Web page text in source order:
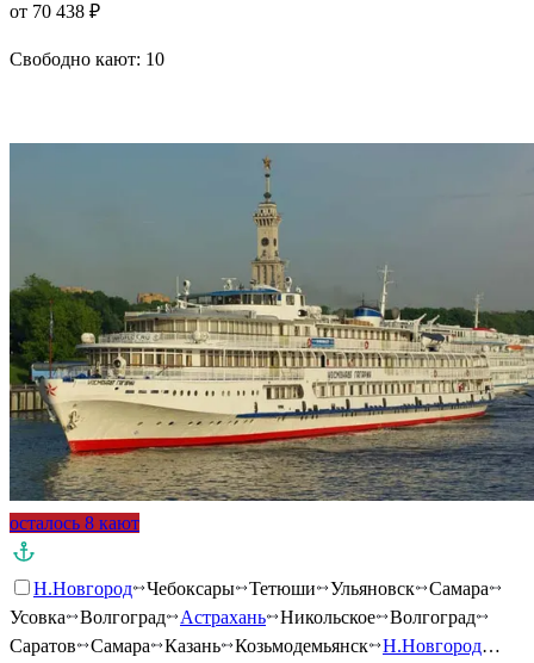
от 70 438 ₽
Свободно кают: 10
осталось 8 кают
Н.Новгород Чебоксары Тетюши Ульяновск
Самара
Усовка
Волгоград Астрахань Никольское
Волгоград
Саратов
Самара Казань Козьмодемьянск Н.Новгород…